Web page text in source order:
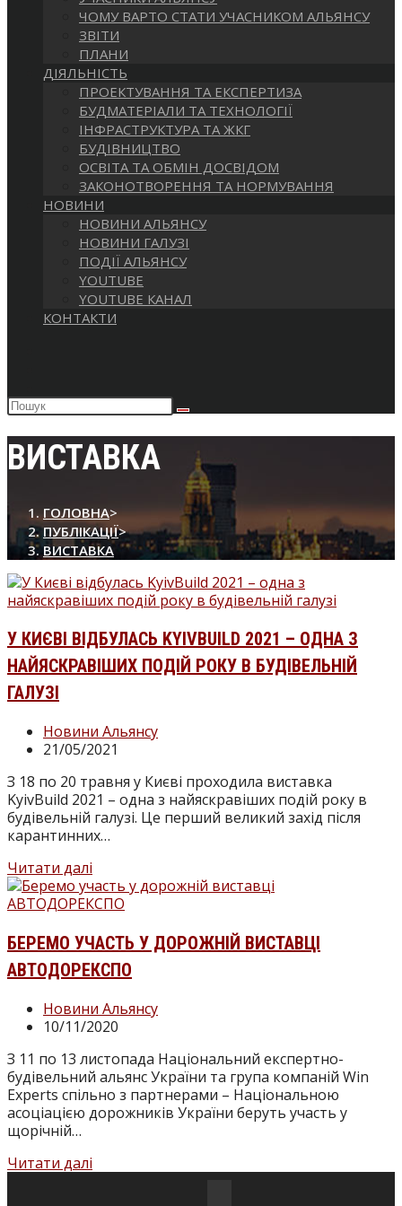
САЙТІ
ЧОМУ ВАРТО СТАТИ УЧАСНИКОМ АЛЬЯНСУ
ЗВІТИ
ПЛАНИ
ДІЯЛЬНІСТЬ
ПРОЕКТУВАННЯ ТА ЕКСПЕРТИЗА
БУДМАТЕРІАЛИ ТА ТЕХНОЛОГІЇ
ІНФРАСТРУКТУРА ТА ЖКГ
БУДІВНИЦТВО
ОСВІТА ТА ОБМІН ДОСВІДОМ
ЗАКОНОТВОРЕННЯ ТА НОРМУВАННЯ
НОВИНИ
НОВИНИ АЛЬЯНСУ
НОВИНИ ГАЛУЗІ
ПОДІЇ АЛЬЯНСУ
YOUTUBE
YOUTUBE КАНАЛ
КОНТАКТИ
Пошук
на
сайті
ВИСТАВКА
ГОЛОВНА>
ПУБЛІКАЦІЇ>
ВИСТАВКА
У КИЄВІ ВІДБУЛАСЬ KYIVBUILD 2021 – ОДНА З
НАЙЯСКРАВІШИХ ПОДІЙ РОКУ В БУДІВЕЛЬНІЙ
ГАЛУЗІ
Категорія
запису:
Новини Альянсу
Запис
21/05/2021
З 18 по 20 травня у Києві проходила виставка
KyivBuild 2021 – одна з найяскравіших подій року в
будівельній галузі. Це перший великий захід після
карантинних…
Читати далі
Києві
відбулась
2021
–
одна
найяскравіших
подій
в
будівельній
галузі
БЕРЕМО УЧАСТЬ У ДОРОЖНІЙ ВИСТАВЦІ
АВТОДОРЕКСПО
Категорія
запису:
Новини Альянсу
Запис
10/11/2020
З 11 по 13 листопада Національний експертно-
будівельний альянс України та група компаній Win
Experts спільно з партнерами – Національною
асоціацією дорожників України беруть участь у
щорічній…
Читати далі